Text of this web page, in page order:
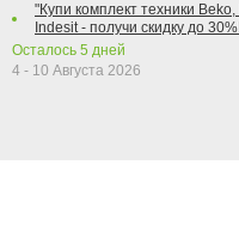
"Купи комплект техники Beko,
Indesit - получи скидку до
Осталось 5 дней
4 - 10 Августа 2026